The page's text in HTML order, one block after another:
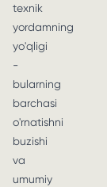
texnik
yordamning
yo'qligi
-
bularning
barchasi
o'rnatishni
buzishi
va
umumiy